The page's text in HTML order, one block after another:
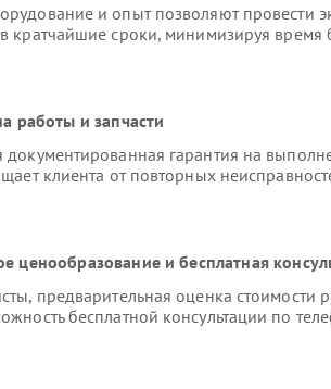
и опыт позволяют провести
кратчайшие сроки, минимизируя время
работы и запчасти
документированная гарантия на
клиента от повторных
ценообразование и бесплатная
предварительная оценка стоимости
бесплатной консультации по